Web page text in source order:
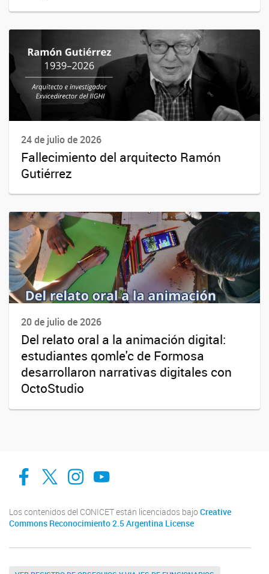
24 de julio de 2026
Fallecimiento del arquitecto Ramón
Gutiérrez
20 de julio de 2026
Del relato oral a la animación digital:
estudiantes qomle'c de Formosa
desarrollaron narrativas digitales con
OctoStudio
facebook
twitter
Instagram
Canal de Youtube
Los contenidos del CONICET están licenciados bajo Creative
Commons Reconocimiento 2.5 Argentina License